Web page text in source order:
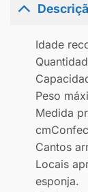
Idade
Peso
Medida
Cantos
Locais
esponja.